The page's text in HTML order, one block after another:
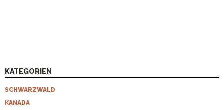
KATEGORIEN
SCHWARZWALD
KANADA